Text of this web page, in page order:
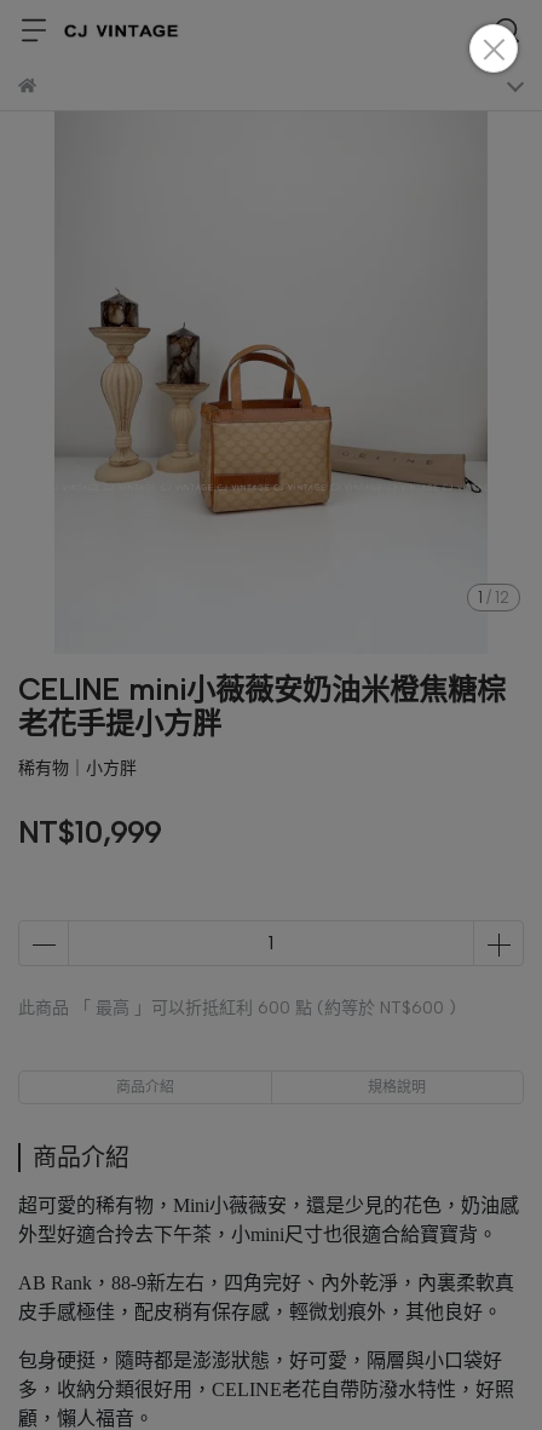
1 / 12
CELINE mini小薇薇安奶油米橙焦糖棕
老花手提小方胖
稀有物｜小方胖
NT$10,999
此商品 「 最高 」可以折抵紅利 600 點 (約等於 NT$600 )
商品介紹 規格說明
商品介紹
超可愛的稀有物，Mini小薇薇安，還是少見的花色，奶油感
外型好適合拎去下午茶，小mini尺寸也很適合給寶寶背。
AB Rank，88-9新左右，四角完好、內外乾淨，內裏柔軟真
皮手感極佳，配皮稍有保存感，輕微划痕外，其他良好。
包身硬挺，隨時都是澎澎狀態，好可愛，隔層與小口袋好
多，收納分類很好用，CELINE老花自帶防潑水特性，好照
顧，懶人福音。